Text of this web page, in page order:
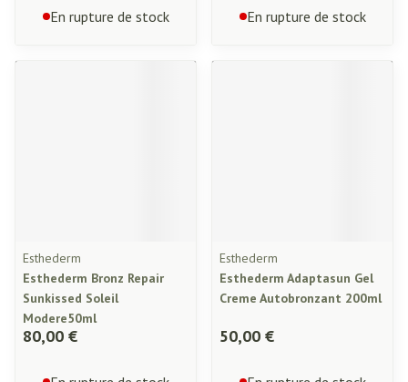
En rupture de stock En rupture de stock
Esthederm
Esthederm Bronz Repair
Sunkissed Soleil
Modere50ml
80,00 €
Esthederm
Esthederm Adaptasun Gel
Creme Autobronzant 200ml
50,00 €